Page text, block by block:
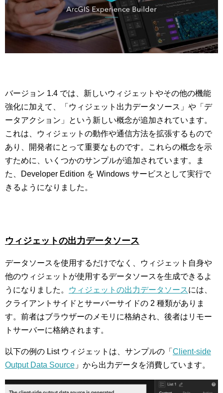
バージョン 1.4 では、新しいウィジェットやその他の機能
強化に加えて、「ウィジェット出力データソース」や「デ
ータアクション」という新しい概念が追加されています。
これは、ウィジェットの動作や通信方法を拡張するもので
あり、開発者にとって重要なものです。これらの概念を示
すために、いくつかのサンプルが追加されています。ま
た、Developer Edition を Windows サービスとして実行で
きるようになりました。
ウィジェットの出力データソース
データソースを使用するだけでなく、ウィジェット自身や
他のウィジェットが使用するデータソースを生成できるよ
うになりました。
ウィジェットの出力データソースには、
クライアントサイドとサーバーサイドの 2 種類がありま
す。前者はブラウザーのメモリに格納され、後者はリモー
トサーバーに格納されます。
以下の例の List ウィジェットは、サンプルの「 Client-side
Output Data Source 」から出力データを消費しています。